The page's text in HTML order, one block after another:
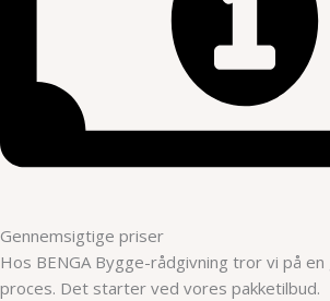
Gennemsigtige priser
Hos BENGA Bygge-rådgivning tror vi på
proces. Det starter ved vores pakketilbud.